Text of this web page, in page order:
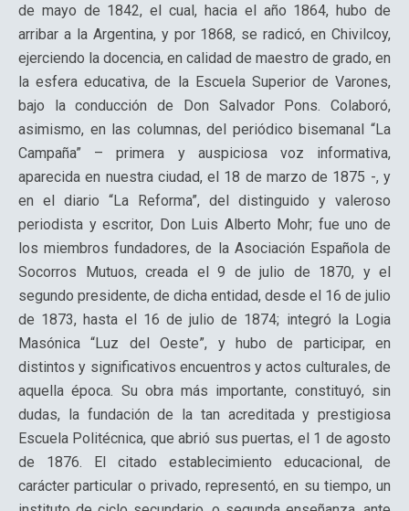
de mayo de 1842, el cual, hacia el año 1864, hubo de
arribar a la Argentina, y por 1868, se radicó, en Chivilcoy,
ejerciendo la docencia, en calidad de maestro de grado, en
la esfera educativa, de la Escuela Superior de Varones,
bajo la conducción de Don Salvador Pons. Colaboró,
asimismo, en las columnas, del periódico bisemanal “La
Campaña” – primera y auspiciosa voz informativa,
aparecida en nuestra ciudad, el 18 de marzo de 1875 -, y
en el diario “La Reforma”, del distinguido y valeroso
periodista y escritor, Don Luis Alberto Mohr; fue uno de
los miembros fundadores, de la Asociación Española de
Socorros Mutuos, creada el 9 de julio de 1870, y el
segundo presidente, de dicha entidad, desde el 16 de julio
de 1873, hasta el 16 de julio de 1874; integró la Logia
Masónica “Luz del Oeste”, y hubo de participar, en
distintos y significativos encuentros y actos culturales, de
aquella época. Su obra más importante, constituyó, sin
dudas, la fundación de la tan acreditada y prestigiosa
Escuela Politécnica, que abrió sus puertas, el 1 de agosto
de 1876. El citado establecimiento educacional, de
carácter particular o privado, representó, en su tiempo, un